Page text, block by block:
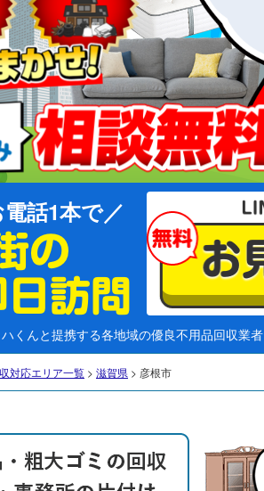
話1本で
くんと提携する各地域の優良不用品回収業
対応エリア一覧 > 滋賀県 > 彦根市